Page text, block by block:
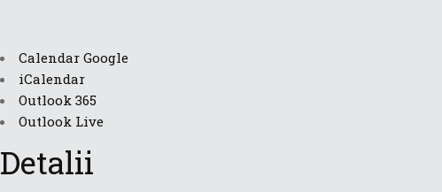
Calendar Google
iCalendar
Outlook 365
Outlook Live
Detalii